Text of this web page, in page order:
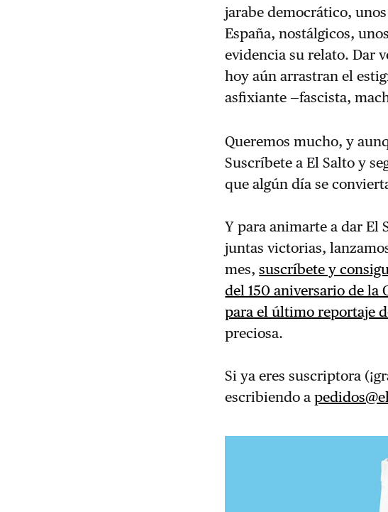
jarabe democrático,
España, nostálgicos,
evidencia su relato. Dar
hoy aún arrastran el
asfixiante —fascista,
Queremos mucho, y
Suscríbete a El Salto y
que algún día se
Y para animarte a dar El
juntas victorias,
mes,suscríbete y
del 150 aniversario de la
para el último reportaje
preciosa.
Si ya eres suscriptora
escribiendo a